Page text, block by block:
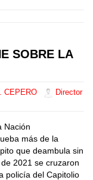
SOBRE LA
CEPERO
Director
Nación
más de la
que deambula sin
2021 se cruzaron
policía del Capitolio